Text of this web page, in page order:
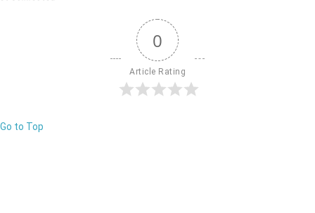
0
Article Rating
Go to Top